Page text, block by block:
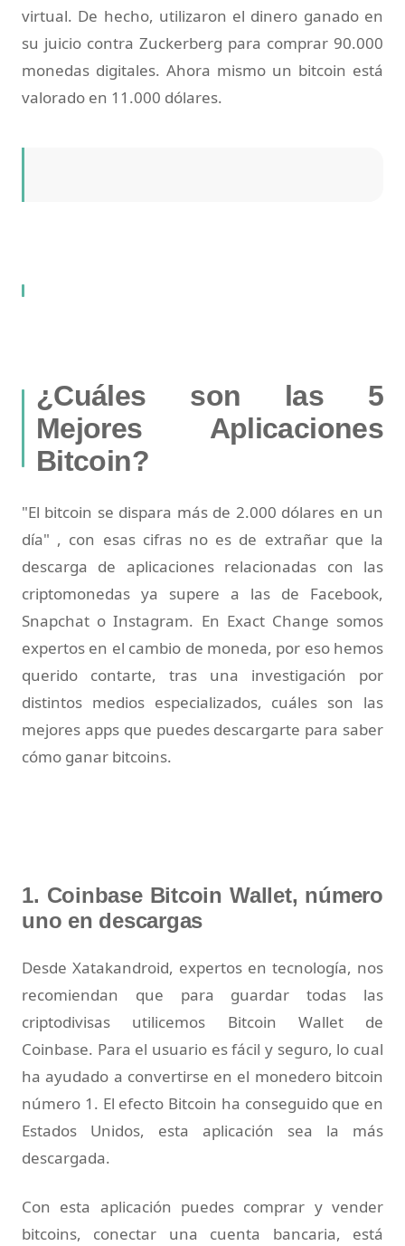
virtual. De hecho, utilizaron el dinero ganado en
su juicio contra Zuckerberg para comprar 90.000
monedas digitales. Ahora mismo un bitcoin está
valorado en 11.000 dólares.
¿Cuáles son las 5
Mejores Aplicaciones
Bitcoin?
"El bitcoin se dispara más de 2.000 dólares en un
día" , con esas cifras no es de extrañar que la
descarga de aplicaciones relacionadas con las
criptomonedas ya supere a las de Facebook,
Snapchat o Instagram. En Exact Change somos
expertos en el cambio de moneda, por eso hemos
querido contarte, tras una investigación por
distintos medios especializados, cuáles son las
mejores apps que puedes descargarte para saber
cómo ganar bitcoins.
1. Coinbase Bitcoin Wallet, número
uno en descargas
Desde Xatakandroid, expertos en tecnología, nos
recomiendan que para guardar todas las
criptodivisas utilicemos Bitcoin Wallet de
Coinbase. Para el usuario es fácil y seguro, lo cual
ha ayudado a convertirse en el monedero bitcoin
número 1. El efecto Bitcoin ha conseguido que en
Estados Unidos, esta aplicación sea la más
descargada.
Con esta aplicación puedes comprar y vender
bitcoins, conectar una cuenta bancaria, está